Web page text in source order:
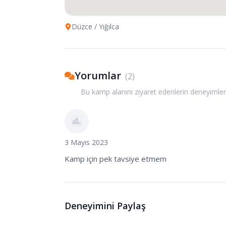
Düzce / Yığılca
Yorumlar (2)
Bu kamp alanını ziyaret edenlerin
3 Mayıs 2023
Kamp için pek tavsiye etmem
Deneyimini Paylaş